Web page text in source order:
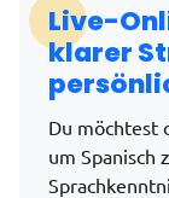
Live-
klarer
Du möchtest
um Spanisch